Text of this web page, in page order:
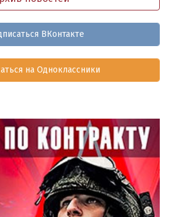
ВКонтакте
на Одноклассники